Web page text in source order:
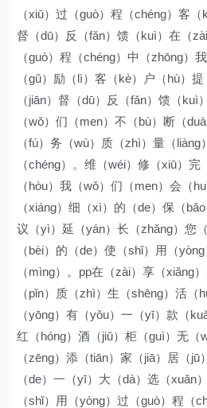
（xiū）过（guò）程（chéng）客（
督（dū）反（fǎn）馈（kuì）在（
（guò）程（chéng）中（zhōng）
（gǔ）励（lì）客（kè）户（hù）
（jiān）督（dū）反（fǎn）馈（kuì
（wǒ）们（men）不（bù）断（
（fú）务（wù）质（zhì）量（
（chéng）。维（wéi）修（xiū）
（hòu）我（wǒ）们（men）会（
（xiáng）细（xì）的（de）保（
议（yì）延（yán）长（zhǎng）您
（bèi）的（de）使（shǐ）用（
（mìng）。pp在（zài）享（xiǎng
（pǐn）质（zhì）生（shēng）活（
（yōng）有（yǒu）一（yī）款（
红（hóng）酒（jiǔ）柜（guì）无
（zēng）添（tiān）家（jiā）居（
（de）一（yī）大（dà）选（xuǎn
（shǐ）用（yòng）过（guò）程（